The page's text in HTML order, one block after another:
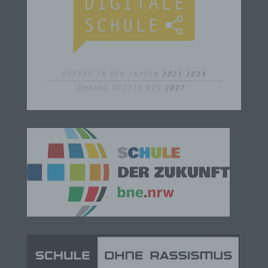
die sich auf eine identifizierte oder identifizierbare
natürliche Person (im Folgenden „betroffene
Person") beziehen. Als identifizierbar wird eine
natürliche Person angesehen, die direkt oder
indirekt, insbesondere mittels Zuordnung zu einer
Kennnummer, zu Standortdaten, zu einer Online-
Kennung oder zu einem oder mehreren
physischen, physiologischen, genetischen,
psychischen, wirtschaftlichen, kulturellen oder
sozialen Identität dieser natürlichen Person sind,
identifiziert werden kann.
b) betroffene Person
Betroffene Person ist jede identifizierte oder
identifizierbare natürliche Person, deren
personenbezogene Daten von dem für die